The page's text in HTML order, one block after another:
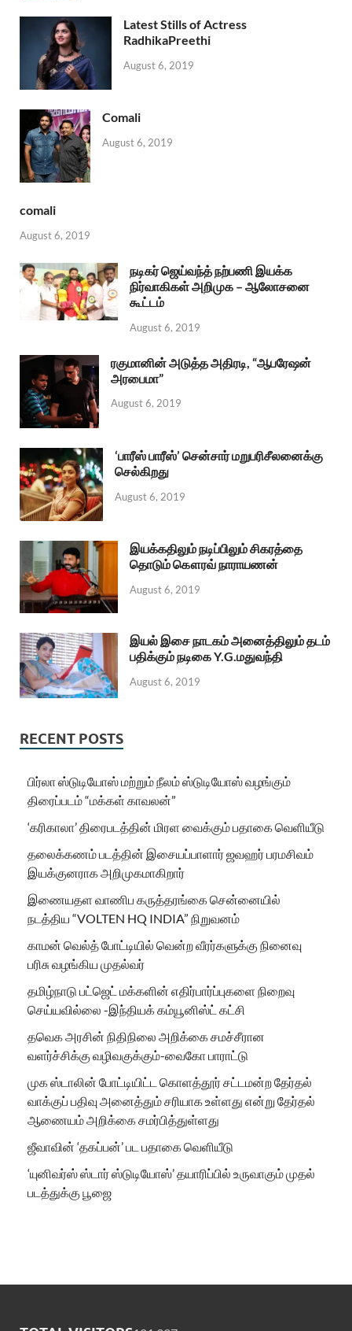
Latest Stills of Actress
RadhikaPreethi
August 6, 2019
Comali
August 6, 2019
comali
August 6, 2019
நடிகர் ஜெய்வந்த் நற்பணி இயக்க
நிர்வாகிகள் அறிமுக – ஆலோசனை
கூட்டம்
August 6, 2019
ரகுமானின் அடுத்த அதிரடி, “ஆபரேஷன்
அரபைமா”
August 6, 2019
‘பாரீஸ் பாரீஸ்’ சென்சார் மறுபரிசீலனைக்கு
செல்கிறது
August 6, 2019
இயக்கதிலும் நடிப்பிலும் சிகரத்தை
தொடும் கௌரவ் நாராயணன்
August 6, 2019
இயல் இசை நாடகம் அனைத்திலும் தடம்
பதிக்கும் நடிகை Y.G.மதுவந்தி
August 6, 2019
RECENT POSTS
பிர்லா ஸ்டுடியோஸ் மற்றும் நீலம் ஸ்டுடியோஸ் வழங்கும்
திரைப்படம் “மக்கள் காவலன்”
‘கரிகாலா’ திரைபடத்தின் மிரள வைக்கும் பதாகை வெளியீடு
தலைக்கணம் படத்தின் இசையப்பாளார் ஜவஹர் பரமசிவம்
இயக்குனராக அறிமுகமாகிறார்
இணையதள வாணிப கருத்தரங்கை சென்னையில்
நடத்திய “VOLTEN HQ INDIA” நிறுவனம்
காமன் வெல்த் போட்டியில் வென்ற வீரர்களுக்கு நினைவு
பரிசு வழங்கிய முதல்வர்
தமிழ்நாடு பட்ஜெட் மக்களின் எதிர்பார்ப்புகளை நிறைவு
செய்யவில்லை -இந்தியக் கம்யூனிஸ்ட் கட்சி
தவெக அரசின் நிதிநிலை அறிக்கை சமச்சீரான
வளர்ச்சிக்கு வழிவகுக்கும்-வைகோ பாராட்டு
முக ஸ்டாலின் போட்டியிட்ட கொளத்தூர் சட்டமன்ற தேர்தல்
வாக்குப் பதிவு அனைத்தும் சரியாக உள்ளது என்று தேர்தல்
ஆணையம் அறிக்கை சமர்பித்துள்ளது
ஜீவாவின் ‘தகப்பன்’ பட பதாகை வெளியீடு
‘யுனிவர்ஸ் ஸ்டார் ஸ்டுடியோஸ்’ தயாரிப்பில் உருவாகும் முதல்
படத்துக்கு பூஜை